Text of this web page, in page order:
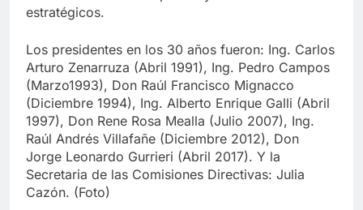
estratégicos.
Los presidentes en los 30 años fueron: Ing. Carlos
Arturo Zenarruza (Abril 1991), Ing. Pedro Campos
(Marzo1993), Don Raúl Francisco Mignacco
(Diciembre 1994), Ing. Alberto Enrique Galli (Abril
1997), Don Rene Rosa Mealla (Julio 2007), Ing.
Raúl Andrés Villafañe (Diciembre 2012), Don
Jorge Leonardo Gurrieri (Abril 2017). Y la
Secretaria de las Comisiones Directivas: Julia
Cazón. (Foto)